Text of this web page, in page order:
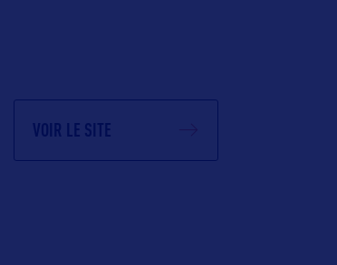
VOIR LE SITE